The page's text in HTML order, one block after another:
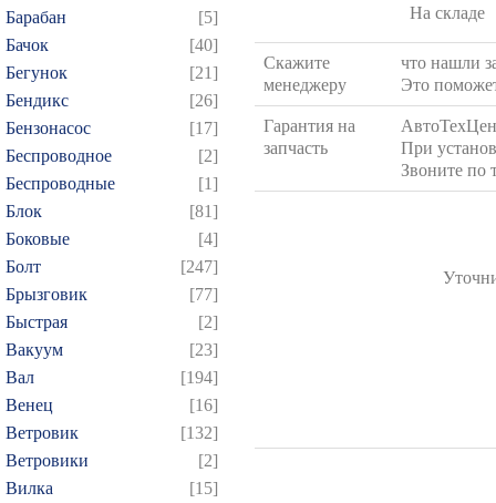
Барабан
[5]
Бачок
[40]
Бегунок
[21]
Бендикс
[26]
Бензонасос
[17]
Беспроводное
[2]
Беспроводные
[1]
Блок
[81]
Боковые
[4]
Болт
[247]
Брызговик
[77]
Быстрая
[2]
Вакуум
[23]
Вал
[194]
Венец
[16]
Ветровик
[132]
Ветровики
[2]
Вилка
[15]
На складе
Скажите
менеджеру
что нашли
Это
Гарантия на
запчасть
При
Звоните по